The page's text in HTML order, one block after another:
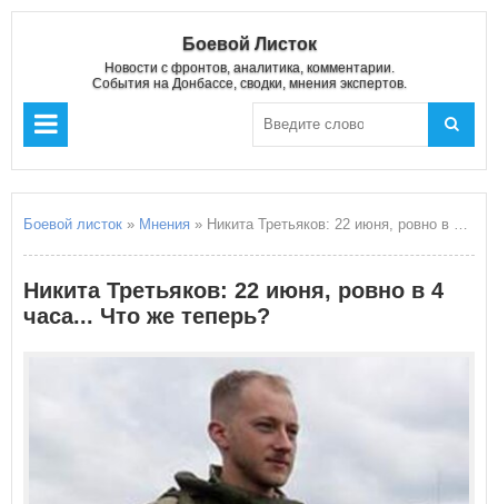
Боевой Листок
Новости с фронтов, аналитика, комментарии.
События на Донбассе, сводки, мнения экспертов.
Боевой листок » Мнения » Никита Третьяков: 22 июня, ровно в 4 часа... Что же теперь?
Никита Третьяков: 22 июня, ровно в 4
часа... Что же теперь?